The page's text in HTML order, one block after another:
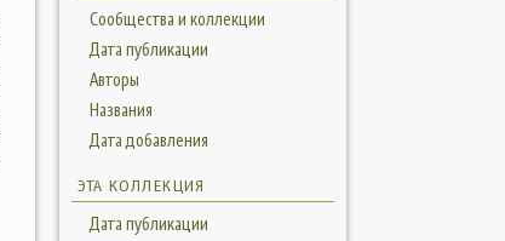
Сообщества и коллекции
Дата публикации
Авторы
Названия
Дата добавления
ЭТА КОЛЛЕКЦИЯ
Дата публикации